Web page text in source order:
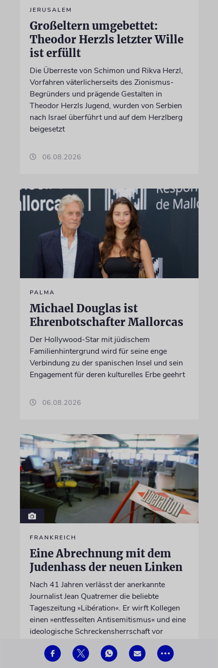
•••
JERUSALEM
Großeltern umgebettet:
Theodor Herzls letzter Wille
ist erfüllt
Die Überreste von Schimon und Rikva Herzl,
Vorfahren väterlicherseits des Zionismus-
Begründers und prägende Gestalten in
Theodor Herzls Jugend, wurden von Serbien
nach Israel überführt und auf dem Herzlberg
beigesetzt
06.08.2026
PALMA
Michael Douglas ist
Ehrenbotschafter Mallorcas
Der Hollywood-Star mit jüdischem
Familienhintergrund wird für seine enge
Verbindung zu der spanischen Insel und sein
Engagement für deren kulturelles Erbe geehrt
06.08.2026
FRANKREICH
Eine Abrechnung mit dem
Judenhass der neuen Linken
Nach 41 Jahren verlässt der anerkannte
Journalist Jean Quatremer die beliebte
Tageszeitung »Libération«. Er wirft Kollegen
einen »entfesselten Antisemitismus« und eine
ideologische Schreckensherrschaft vor
06.08.2026